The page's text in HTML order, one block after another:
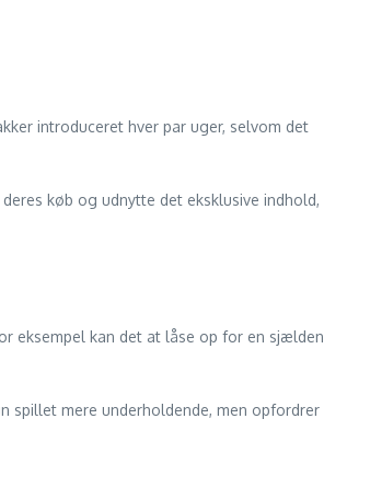
introduceret hver par uger, selvom det
køb og udnytte det eksklusive indhold,
eksempel kan det at låse op for en sjælden
spillet mere underholdende, men opfordrer